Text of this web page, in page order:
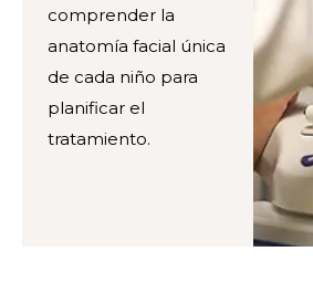
comprender la
anatomía facial única
de cada niño para
planificar el
tratamiento.